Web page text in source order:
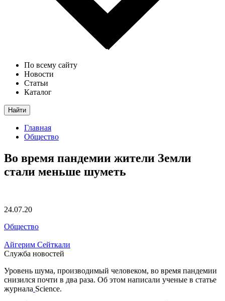
По всему сайту
Новости
Статьи
Каталог
Найти
Главная
Общество
Во время пандемии жители Земли
стали меньше шуметь
24.07.20
Общество
Айгерим Сейткали
Служба новостей
Уровень шума, производимый человеком, во время пандемии
снизился почти в два раза. Об этом написали ученые в статье
журнала Science.